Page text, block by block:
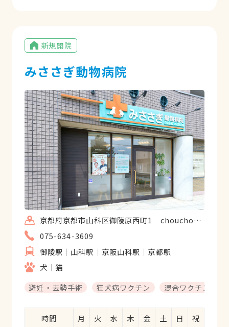
新規開院
みささぎ動物病院
京都府京都市山科区御陵原西町1 chouchouparc山陵1階
075-634-3609
御陵駅
山科駅 京阪山科駅
京都駅
犬
猫
避妊・去勢手術
狂犬病ワクチン 混合ワクチン
時間 月 火 水 木 金 土 日
祝